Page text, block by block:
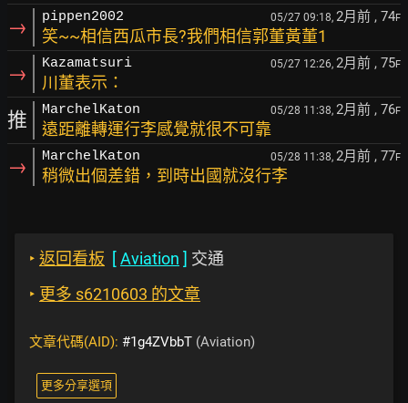
→ pippen2002 05/27 09:18, 2月前 , 74F
笑~~相信西瓜市長?我們相信郭董黃董1
→ Kazamatsuri 05/27 12:26, 2月前 , 75F
川董表示：
推 MarchelKaton 05/28 11:38, 2月前 , 76F
遠距離轉運行李感覺就很不可靠
→ MarchelKaton 05/28 11:38, 2月前 , 77F
稍微出個差錯，到時出國就沒行李
‣ 返回看板 [Aviation ] 交通
‣ 更多 s6210603 的文章
文章代碼(AID): #1g4ZVbbT (Aviation)
更多分享選項